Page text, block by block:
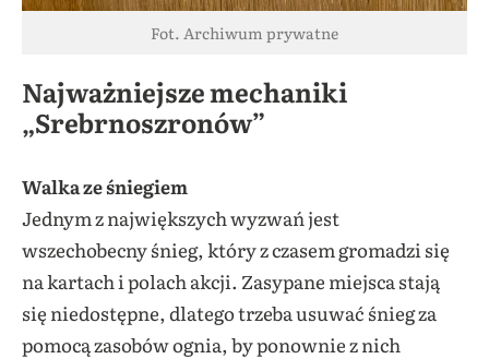
Fot. Archiwum prywatne
Najważniejsze mechaniki
„Srebrnoszronów”
Walka ze śniegiem
Jednym z największych wyzwań jest
wszechobecny śnieg, który z czasem gromadzi się
na kartach i polach akcji. Zasypane miejsca stają
się niedostępne, dlatego trzeba usuwać śnieg za
pomocą zasobów ognia, by ponownie z nich